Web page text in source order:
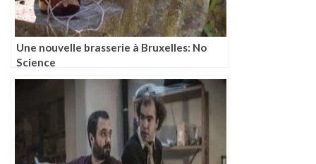
Une nouvelle brasserie à Bruxelles: No
Science